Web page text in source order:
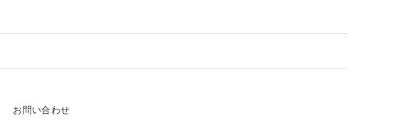
お問い合わせ